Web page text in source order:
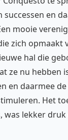
en
mooie
zich opmaakt
hal die
ze nu hebben
en daarmee
Het
was lekker